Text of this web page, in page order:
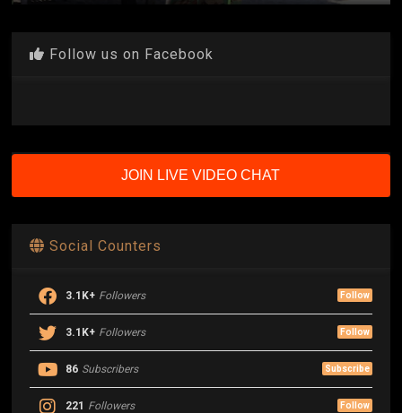
Follow us on Facebook
JOIN LIVE VIDEO CHAT
Social Counters
3.1K+ Followers Follow
3.1K+ Followers Follow
86 Subscribers Subscribe
221 Followers Follow